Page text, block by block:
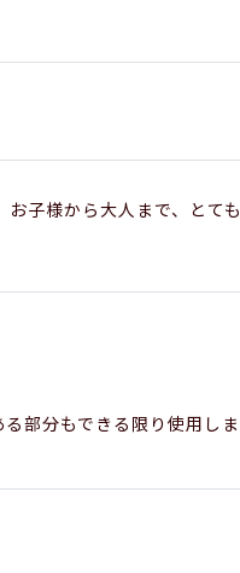
子様から大人まで、とても
部分もできる限り使用しま